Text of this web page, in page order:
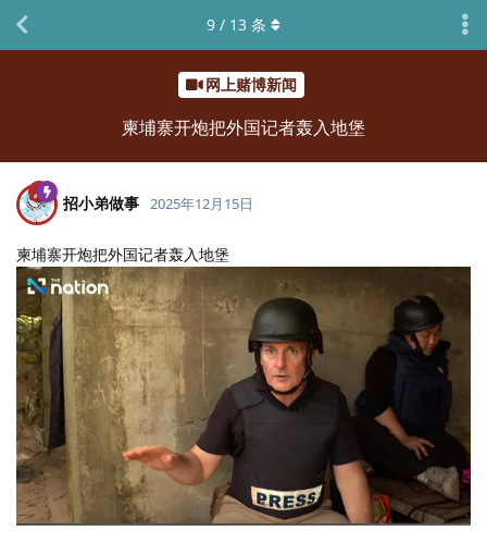
网上赌博新闻
柬埔寨开炮把外国记者轰入地堡
9 / 13 条
招小弟做事 2025年12月15日
柬埔寨开炮把外国记者轰入地堡